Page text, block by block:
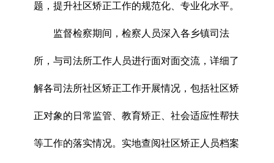
题，提升社区矫正工作的规范化、专业化水平。
监督检察期间，检察人员深入各乡镇司法
所，与司法所工作人员进行面对面交流，详细了
解各司法所社区矫正工作开展情况，包括社区矫
正对象的日常监管、教育矫正、社会适应性帮扶
等工作的落实情况。实地查阅社区矫正人员档案